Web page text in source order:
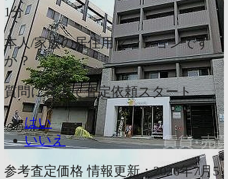
1分
本人/家族の居住用マンションです
か？
質問に答えて査定依頼スタート
はい
いいえ
参考査定価格 情報更新：2026年7月5